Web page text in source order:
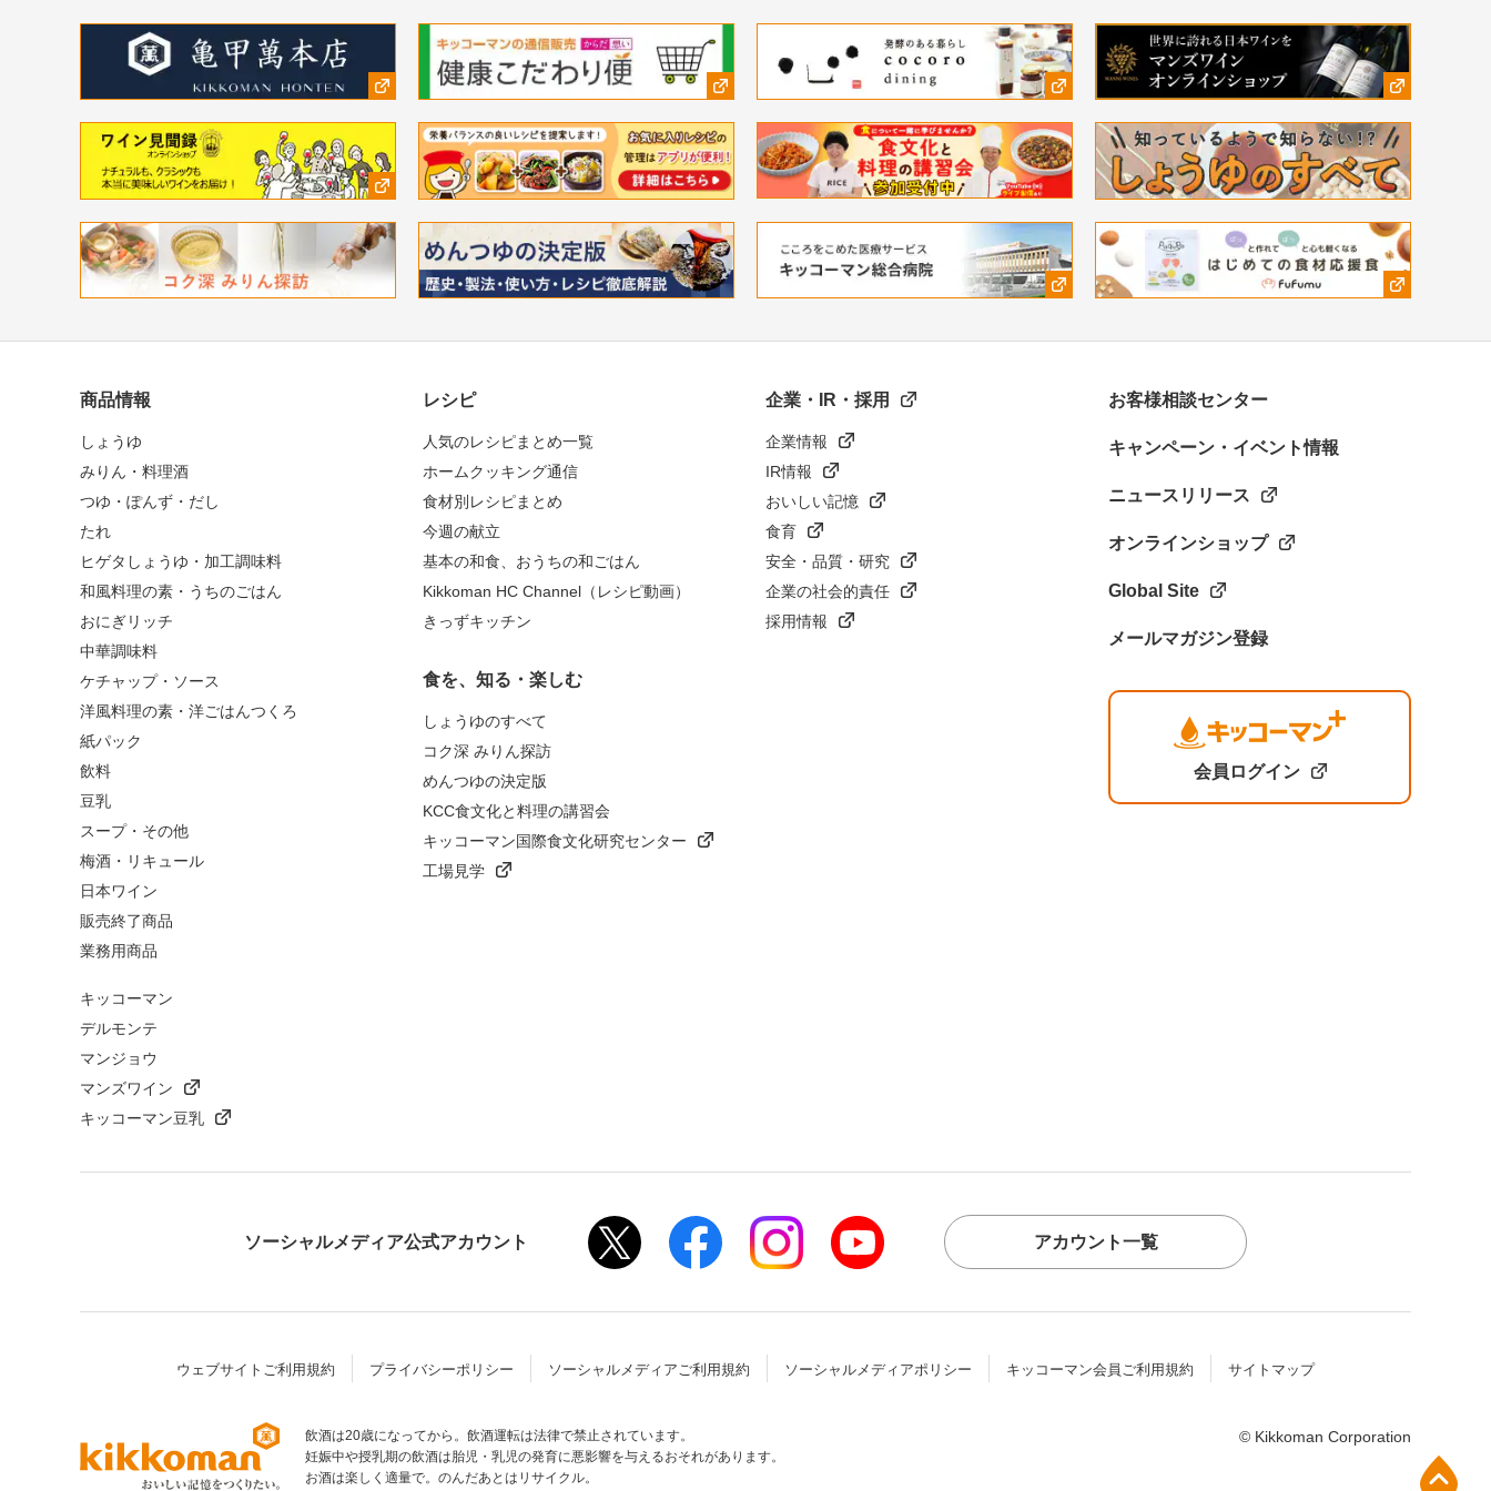
商品情報
しょうゆ
みりん・料理酒
つゆ・ぽんず・だし
たれ
ヒゲタしょうゆ・加工調味料
和風料理の素・うちのごはん
おにぎリッチ
中華調味料
ケチャップ・ソース
洋風料理の素・洋ごはんつくろ
紙パック
飲料
豆乳
スープ・その他
梅酒・リキュール
日本ワイン
販売終了商品
業務用商品
キッコーマン
デルモンテ
マンジョウ
マンズワイン
キッコーマン豆乳
レシピ
人気のレシピまとめ一覧
ホームクッキング通信
食材別レシピまとめ
今週の献立
基本の和食、おうちの和ごはん
Kikkoman HC Channel（レシピ動画）
きっずキッチン
食を、知る・楽しむ
しょうゆのすべて
コク深 みりん探訪
めんつゆの決定版
KCC食文化と料理の講習会
キッコーマン国際食文化研究センター
工場見学
企業・IR・採用
企業情報
IR情報
おいしい記憶
食育
安全・品質・研究
企業の社会的責任
採用情報
お客様相談センター
キャンペーン・イベント情報
ニュースリリース
オンラインショップ
Global Site
メールマガジン登録
会員ログイン
ソーシャルメディア公式アカウント アカウント一覧
ウェブサイトご利用規約 プライバシーポリシー ソーシャルメディアご利用規約 ソーシャルメディアポリシー キッコーマン会員ご利用規約 サイトマップ
飲酒は20歳になってから。飲酒運転は法律で禁止されています。
妊娠中や授乳期の飲酒は胎児・乳児の発育に悪影響を与えるおそれがあります。
お酒は楽しく適量で。のんだあとはリサイクル。
© Kikkoman Corporation